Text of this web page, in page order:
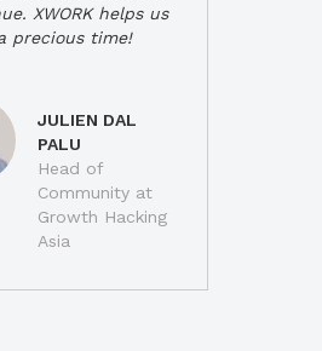
XWORK helps us
precious time!
JULIEN DAL
PALU
Head of
Community at
Growth Hacking
Asia